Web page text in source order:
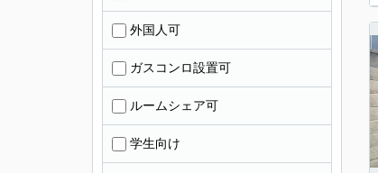
外国人可
ガスコンロ設置可
ルームシェア可
学生向け